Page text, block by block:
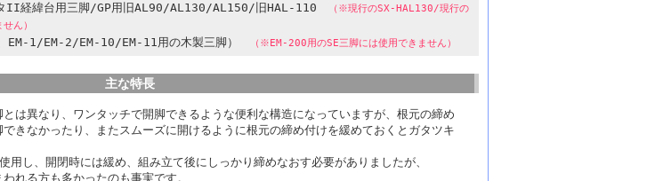
タII経緯台用三脚/GP用旧AL90/AL130/AL150/旧HAL-110
（※現行のSX-HAL130/現行の
ん）
EM-1/EM-2/EM-10/EM-11用の木製三脚） （※EM-200用のSE三脚には使用できません）
主な特長
は異なり、ワンタッチで開脚できるような便利な構造になっていますが、根元の締め
きなかったり、またスムーズに開けるように根元の締め付けを緩めておくとガタツキ
用し、開閉時には緩め、組み立て後にしっかり締めなおす必要がありましたが、
れる方も多かったのも事実です。